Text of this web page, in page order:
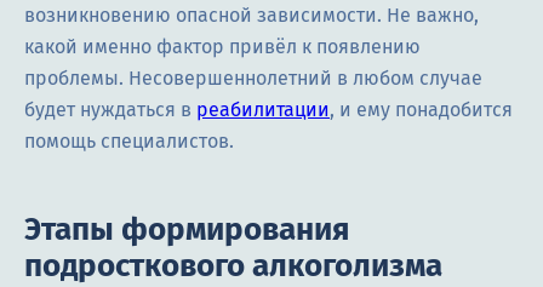
возникновению опасной зависимости. Не важно,
какой именно фактор привёл к появлению
проблемы. Несовершеннолетний в любом случае
будет нуждаться в реабилитации, и ему понадобится
помощь специалистов.
Этапы формирования
подросткового алкоголизма